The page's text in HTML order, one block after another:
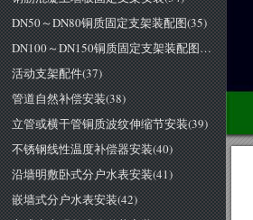
DN50～DN80铜质固定支架装配图(35)
DN100～DN150铜质固定支架装配图(36)
活动支架配件(37)
管道自然补偿安装(38)
立管或横干管铜质波纹伸缩节安装(39)
不锈钢线性温度补偿器安装(40)
沿墙明敷卧式分户水表安装(41)
嵌墙式分户水表安装(42)